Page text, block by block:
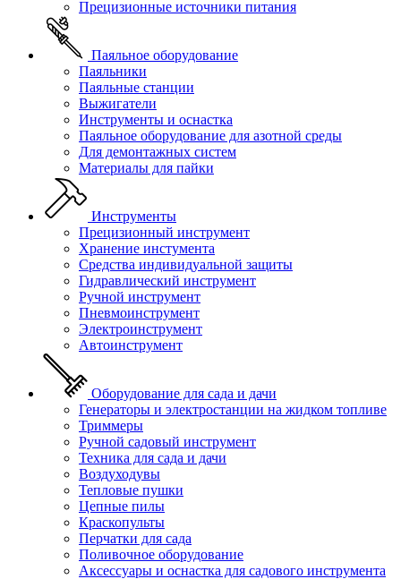
Прецизионные источники питания
Паяльное оборудование
Паяльники
Паяльные станции
Выжигатели
Инструменты и оснастка
Паяльное оборудование для азотной среды
Для демонтажных систем
Материалы для пайки
Инструменты
Прецизионный инструмент
Хранение инстумента
Средства индивидуальной защиты
Гидравлический инструмент
Ручной инструмент
Пневмоинструмент
Электроинструмент
Автоинструмент
Оборудование для сада и дачи
Генераторы и электростанции на жидком топливе
Триммеры
Ручной садовый инструмент
Техника для сада и дачи
Воздуходувы
Тепловые пушки
Цепные пилы
Краскопульты
Перчатки для сада
Поливочное оборудование
Аксессуары и оснастка для садового инструмента